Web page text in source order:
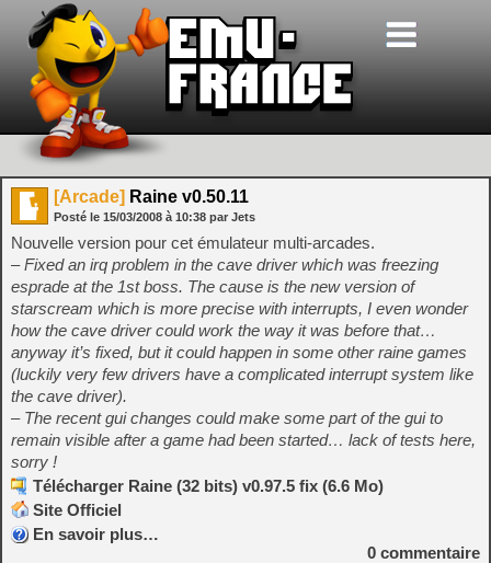
[Arcade] Raine v0.50.11
Posté le 15/03/2008 à 10:38 par Jets
Nouvelle version pour cet émulateur multi-arcades.
– Fixed an irq problem in the cave driver which was freezing
esprade at the 1st boss. The cause is the new version of
starscream which is more precise with interrupts, I even wonder
how the cave driver could work the way it was before that…
anyway it’s fixed, but it could happen in some other raine games
(luckily very few drivers have a complicated interrupt system like
the cave driver).
– The recent gui changes could make some part of the gui to
remain visible after a game had been started… lack of tests here,
sorry !
Télécharger Raine (32 bits) v0.97.5 fix (6.6 Mo)
Site Officiel
En savoir plus…
0 commentaire